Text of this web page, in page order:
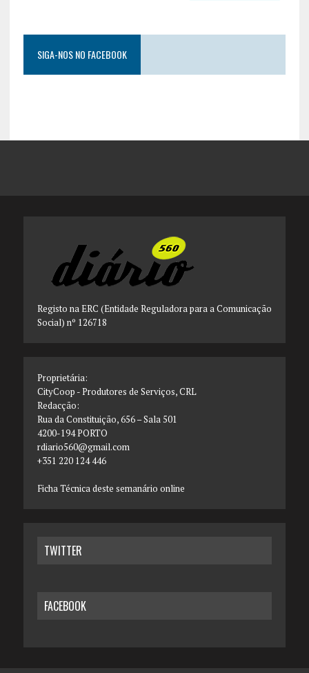
SIGA-NOS NO FACEBOOK
Registo na ERC (Entidade Reguladora para a Comunicação
Social) nº 126718
Proprietária:
CityCoop - Produtores de Serviços, CRL
Redacção:
Rua da Constituição, 656 – Sala 501
4200-194 PORTO
rdiario560@gmail.com
+351 220 124 446
Ficha Técnica deste semanário online
TWITTER
FACEBOOK